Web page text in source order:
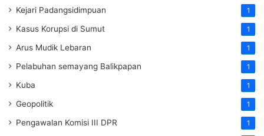
Kejari Padangsidimpuan 1
Kasus Korupsi di Sumut 1
Arus Mudik Lebaran 1
Pelabuhan semayang Balikpapan 1
Kuba 1
Geopolitik 1
Pengawalan Komisi III DPR 1